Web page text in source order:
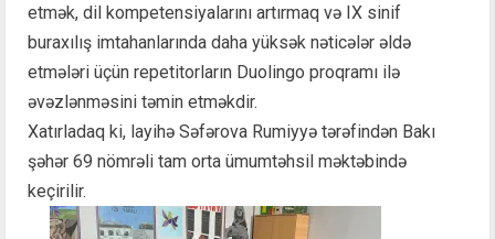
etmək, dil kompetensiyalarını artırmaq və IX sinif
buraxılış imtahanlarında daha yüksək nəticələr əldə
etmələri üçün repetitorların Duolingo proqramı ilə
əvəzlənməsini təmin etməkdir.
Xatırladaq ki, layihə Səfərova Rumiyyə tərəfindən Bakı
şəhər 69 nömrəli tam orta ümumtəhsil məktəbində
keçirilir.